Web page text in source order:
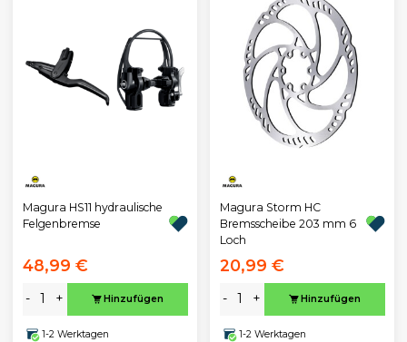
Magura HS11 hydraulische
Felgenbremse
48,99 €
- + Hinzufügen
1-2 Werktagen
Magura Storm HC
Bremsscheibe 203 mm 6
Loch
20,99 €
- + Hinzufügen
1-2 Werktagen